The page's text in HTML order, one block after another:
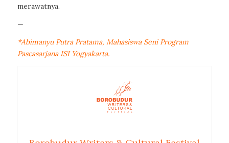
merawatnya.
—
*Abimanyu Putra Pratama, Mahasiswa Seni Program
Pascasarjana ISI Yogyakarta.